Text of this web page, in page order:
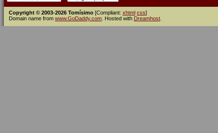
Copyright © 2003-2026 Tomísimo [Compliant: xhtml css]
Domain name from www.GoDaddy.com . Hosted with Dreamhost